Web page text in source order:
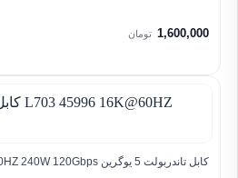
1,600,000 تومان
کابل تاندربولت 5 یوگرین L703 45996 16K@60HZ 240W 120Gbps